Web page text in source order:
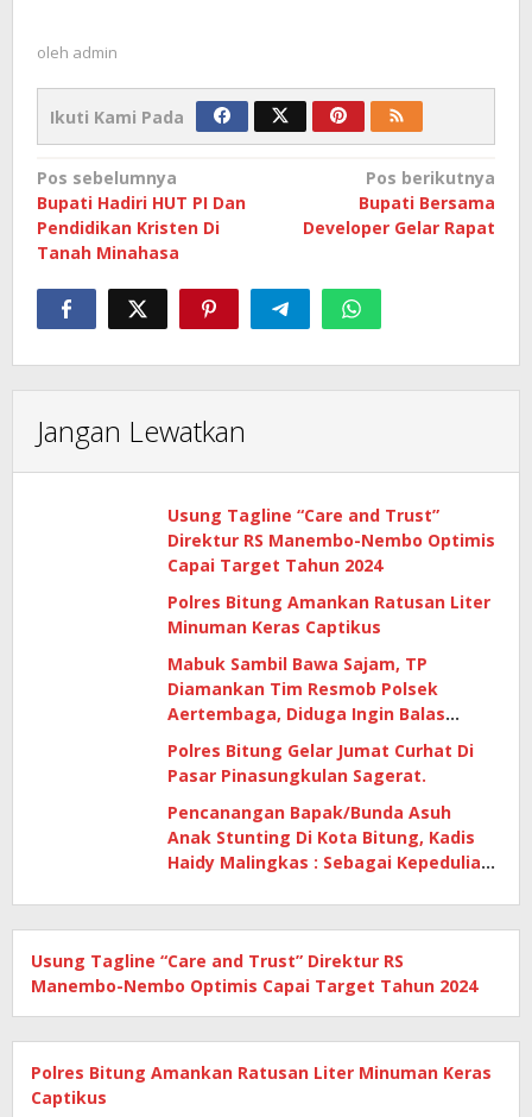
oleh admin
Ikuti Kami Pada
Navigasi
pos
Pos sebelumnya
Bupati Hadiri HUT PI Dan
Pendidikan Kristen Di
Tanah Minahasa
Pos berikutnya
Bupati Bersama
Developer Gelar Rapat
Jangan Lewatkan
Usung Tagline “Care and Trust”
Direktur RS Manembo-Nembo Optimis
Capai Target Tahun 2024
Polres Bitung Amankan Ratusan Liter
Minuman Keras Captikus
Mabuk Sambil Bawa Sajam, TP
Diamankan Tim Resmob Polsek
Aertembaga, Diduga Ingin Balas
Polres Bitung Gelar Jumat Curhat Di
Pasar Pinasungkulan Sagerat.
Pencanangan Bapak/Bunda Asuh
Anak Stunting Di Kota Bitung, Kadis
Haidy Malingkas : Sebagai Kepedulian
Sehat Dan Cerdas
Usung Tagline “Care and Trust” Direktur RS
Manembo-Nembo Optimis Capai Target Tahun 2024
Polres Bitung Amankan Ratusan Liter Minuman Keras
Captikus